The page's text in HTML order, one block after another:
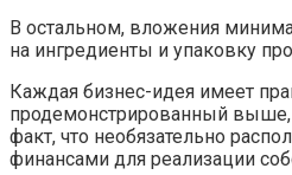
В остальном, вложения
на ингредиенты и упаковку
Каждая бизнес-идея имеет
продемонстрированный выше,
факт, что необязательно
финансами для реализации